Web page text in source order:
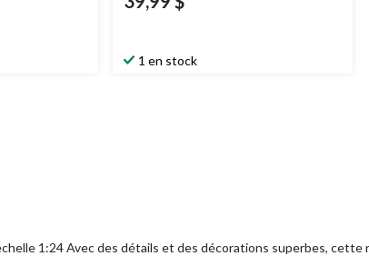
1 en stock
1:24 Avec des détails et des décorations superbes,